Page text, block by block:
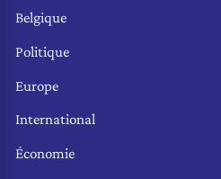
Belgique
Politique
Europe
International
Économie